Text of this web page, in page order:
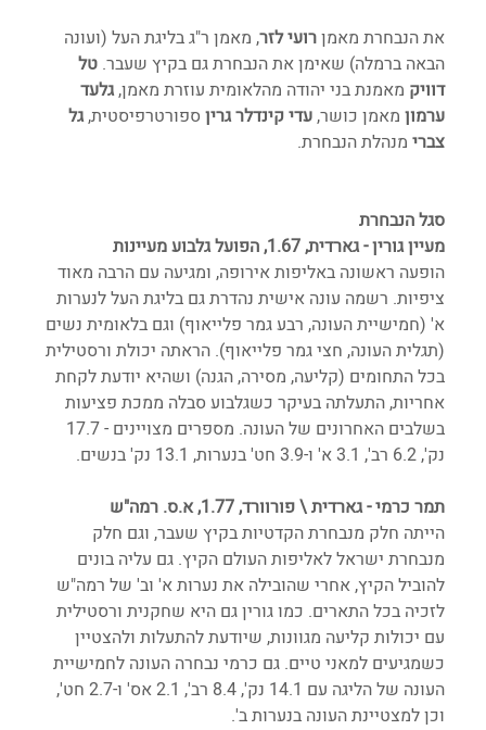
את הנבחרת מאמן רועי לזר, מאמן ר"ג בליגת העל (ועונה
הבאה ברמלה) שאימן את הנבחרת גם בקיץ שעבר. טל
דוויק מאמנת בני יהודה מהלאומית עוזרת מאמן, גלעד
ערמון מאמן כושר, עדי קינדלר גרין ספורטרפיסטית, גל
צברי מנהלת הנבחרת.
סגל הנבחרת
מעיין גורין - גארדית, 1.67, הפועל גלבוע מעיינות
הופעה ראשונה באליפות אירופה, ומגיעה עם הרבה מאוד
ציפיות. רשמה עונה אישית נהדרת גם בליגת העל לנערות
א' (חמישיית העונה, רבע גמר פלייאוף) וגם בלאומית נשים
(תגלית העונה, חצי גמר פלייאוף). הראתה יכולת ורסטילית
בכל התחומים (קליעה, מסירה, הגנה) ושהיא יודעת לקחת
אחריות, התעלתה בעיקר כשגלבוע סבלה ממכת פציעות
נק', 6.2 רב', 3.1 א' ו-3.9 חט' בנערות, 13.1 נק' בנשים.
תמר כרמי - גארדית \ פורוורד, 1.77, א.ס. רמה"ש
הייתה חלק מנבחרת הקדטיות בקיץ שעבר, וגם חלק
מנבחרת ישראל לאליפות העולם הקיץ. גם עליה בונים
להוביל הקיץ, אחרי שהובילה את נערות א' וב' של רמה"ש
לזכיה בכל התארים. כמו גורין גם היא שחקנית ורסטילית
עם יכולות קליעה מגוונות, שיודעת להתעלות ולהצטיין
כשמגיעים למאני טיים. גם כרמי נבחרה העונה לחמישיית
העונה של הליגה עם 14.1 נק', 8.4 רב', 2.1 אס' ו-2.7 חט',
וכן למצטיינת העונה בנערות ב'.